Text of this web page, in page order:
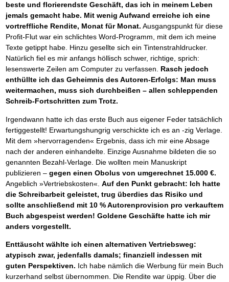
TV-Lehrgang: Wie man mit Pfändungen umgeht EMPFEHLUNG
Schnell und kompakt
Schach der SCHUFA FRISCH EINGETROFFEN
Schnell eine saubere SCHUFA
Das richtige Post-Know-How NEUERSCHEINUNG
Ihren Zeitgewinn maximieren
GbR-Vertrag mit beschränkter Haftung
GbR als Einzelperson gründen
beste und florierendste Geschäft, das ich in meinem Leben
jemals gemacht habe. Mit wenig Aufwand erreiche ich eine
vortreffliche Rendite, Monat für Monat. Ausgangspunkt für diese
Profit-Flut war ein schlichtes Word-Programm, mit dem ich meine
Texte getippt habe. Hinzu gesellte sich ein Tintenstrahldrucker.
Natürlich fiel es mir anfangs höllisch schwer, richtige, sprich:
lesenswerte Zeilen am Computer zu verfassen. Rasch jedoch
enthüllte ich das Geheimnis des Autoren-Erfolgs: Man muss
weitermachen, muss sich durchbeißen – allen schleppenden
Schreib-Fortschritten zum Trotz.
Irgendwann hatte ich das erste Buch aus eigener Feder tatsächlich
fertiggestellt! Erwartungshungrig verschickte ich es an -zig Verlage.
Mit dem »hervorragenden« Ergebnis, dass ich mir eine Absage
nach der anderen einhandelte. Einzige Ausnahme bildeten die so
genannten Bezahl-Verlage. Die wollten mein Manuskript
publizieren – gegen einen Obolus von umgerechnet 15.000 €.
Angeblich »Vertriebskosten«. Auf den Punkt gebracht: Ich hatte
die Schreibarbeit geleistet, trug überdies das Risiko und
sollte anschließend mit 10 % Autorenprovision pro verkauftem
Buch abgespeist werden! Goldene Geschäfte hatte ich mir
anders vorgestellt.
Enttäuscht wählte ich einen alternativen Vertriebsweg:
atypisch zwar, jedenfalls damals; finanziell indessen mit
guten Perspektiven. Ich habe nämlich die Werbung für mein Buch
kurzerhand selbst übernommen. Die Rendite war üppig. Über die